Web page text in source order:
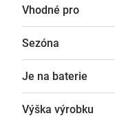
Vhodné pro
Sezóna
Je na baterie
Výška výrobku